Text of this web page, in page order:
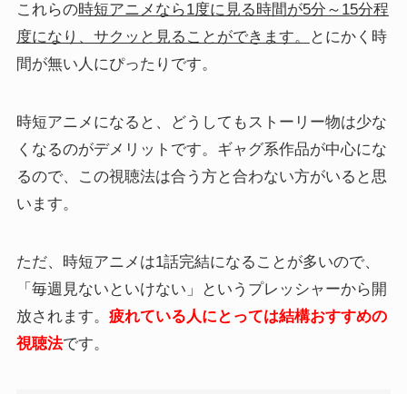
これらの時短アニメなら1度に見る時間が5分～15分程
度になり、サクッと見ることができます。
とにかく時
間が無い人にぴったりです。
時短アニメになると、どうしてもストーリー物は少な
くなるのがデメリットです。ギャグ系作品が中心にな
るので、この視聴法は合う方と合わない方がいると思
います。
ただ、時短アニメは1話完結になることが多いので、
「毎週見ないといけない」というプレッシャーから開
放されます。 疲れている人にとっては結構おすすめの
視聴法です。